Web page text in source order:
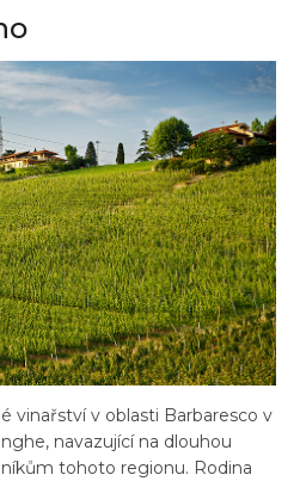
vinařství v oblasti Barbaresco v
navazující na dlouhou
tohoto regionu. Rodina